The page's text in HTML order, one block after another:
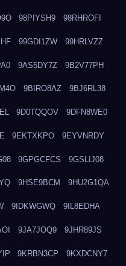
98PIYSH9 98RHROFI
99GDI1ZW 99HRLVZZ
9AS5DY7Z 9B2V77PH
9BIRO8AZ 9BJ6RL38
9D0TQQOV 9DFN8WE0
9EKTXKPO 9EYVNRDY
9GPGCFCS 9GSLIJ08
9HSE9BCM 9HU2G1QA
9IDKWGWQ 9IL8EDHA
9JA7JOQ9 9JHR89JS
9KRBN3CP 9KXDCNY7